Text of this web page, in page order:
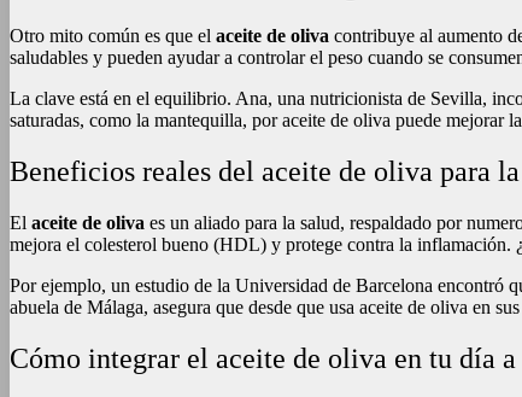
Otro mito común es que el aceite de oliva contribuye al aumento
saludables y pueden ayudar a controlar el peso cuando se
La clave está en el equilibrio. Ana, una nutricionista de Sevilla,
saturadas, como la mantequilla, por aceite de oliva puede mejorar la
Beneficios reales del aceite de oliva para la
El aceite de oliva es un aliado para la salud, respaldado por
mejora el colesterol bueno (HDL) y protege contra la inflamación.
Por ejemplo, un estudio de la Universidad de Barcelona encontró
abuela de Málaga, asegura que desde que usa aceite de oliva en
Cómo integrar el aceite de oliva en tu día a